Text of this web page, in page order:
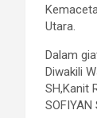
Utara.
Dalam
Diwakili
SH,Kanit
SOFIYAN